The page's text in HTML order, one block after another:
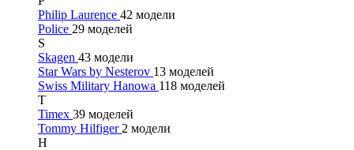
Philip Laurence 42 модели
Police 29 моделей
S
Skagen 43 модели
Star Wars by Nesterov 13 моделей
Swiss Military Hanowa 118 моделей
T
Timex 39 моделей
Tommy Hilfiger 2 модели
Н